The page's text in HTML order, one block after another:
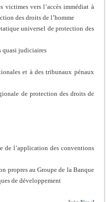
victimes vers l’accès immédiat à
des droits de l’homme
universel de protection des
quasi judiciaires
et à des tribunaux pénaux
de protection des droits de
de l’application des conventions
propres au Groupe de la Banque
de développement